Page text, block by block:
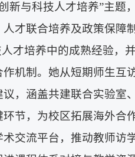
新与科技人才培养”主
才联合培养及政策保障
才培养中的成熟经验，
机制。她从短期师生互
，涵盖共建联合实验室
节，为校区拓展海外合
交流平台，推动教师访